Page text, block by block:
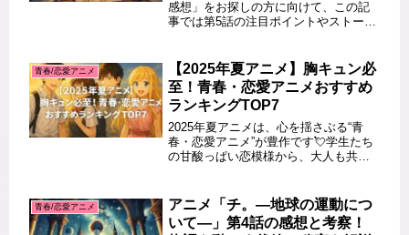
感想」をお探しの方に向けて、この記
事では第5話の注目ポイントやストーリ
聴方法についても徹底的にご紹介。ま
だ視聴していない方にも役立つ...
青春/恋愛アニメ
【2025年夏アニメ】胸キュン必
至！青春・恋愛アニメおすすめ
ランキングTOP7
2025年夏アニメは、心を揺さぶる“青
春・恋愛アニメ”が豊作です💘学生たち
の甘酸っぱい恋模様から、大人も共感
愛・青春ジャンルの中から特に話題性
＆感動度の高いアニメをランキン...
青春/恋愛アニメ
アニメ「チ。―地球の運動につ
いて―」第4話の感想と考察！